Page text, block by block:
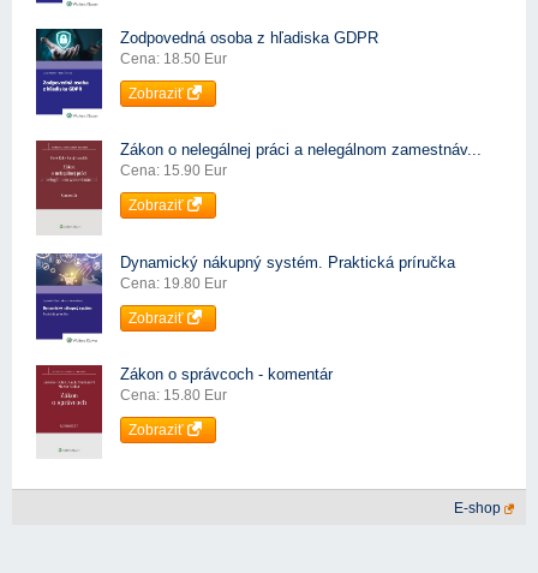
Zodpovedná osoba z hľadiska GDPR
Cena: 18.50 Eur
Zobraziť
Zákon o nelegálnej práci a nelegálnom zamestnáv...
Cena: 15.90 Eur
Zobraziť
Dynamický nákupný systém. Praktická príručka
Cena: 19.80 Eur
Zobraziť
Zákon o správcoch - komentár
Cena: 15.80 Eur
Zobraziť
E-shop